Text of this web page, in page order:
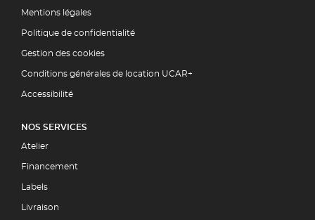
Mentions légales
Politique de confidentialité
Gestion des cookies
Conditions générales de location UCAR+
Accessibilité
NOS SERVICES
Atelier
Financement
Labels
Livraison